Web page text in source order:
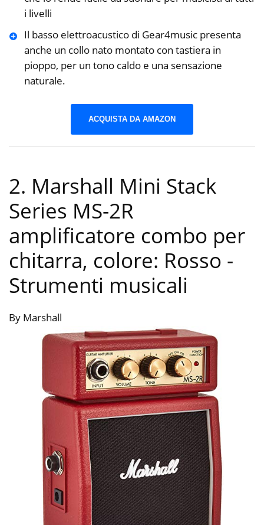
i livelli
Il basso elettroacustico di Gear4music presenta
anche un collo nato montato con tastiera in
pioppo, per un tono caldo e una sensazione
naturale.
ACQUISTA DA AMAZON
2. Marshall Mini Stack
Series MS-2R
amplificatore combo per
chitarra, colore: Rosso -
Strumenti musicali
By Marshall